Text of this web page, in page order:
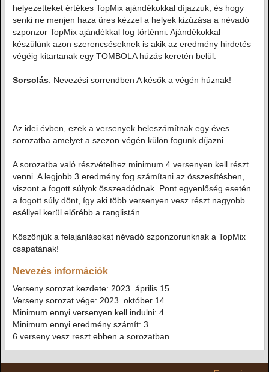
helyezetteket értékes TopMix ajándékokkal díjazzuk, és hogy
senki ne menjen haza üres kézzel a helyek kizúzása a névadó
szponzor TopMix ajándékkal fog történni. Ajándékokkal
készülünk azon szerencséseknek is akik az eredmény hirdetés
végéig kitartanak egy TOMBOLA húzás keretén belül.
Sorsolás: Nevezési sorrendben A késők a végén húznak!
Az idei évben, ezek a versenyek beleszámítnak egy éves
sorozatba amelyet a szezon végén külön fogunk díjazni.
A sorozatba való részvételhez minimum 4 versenyen kell részt
venni. A legjobb 3 eredmény fog számítani az összesítésben,
viszont a fogott súlyok összeadódnak. Pont egyenlőség esetén
a fogott súly dönt, így aki több versenyen vesz részt nagyobb
eséllyel kerül előrébb a ranglistán.
Köszönjük a felajánlásokat névadó szponzorunknak a TopMix
csapatának!
Nevezés információk
Verseny sorozat kezdete: 2023. április 15.
Verseny sorozat vége: 2023. október 14.
Minimum ennyi versenyen kell indulni: 4
Minimum ennyi eredmény számít: 3
6 verseny vesz reszt ebben a sorozatban